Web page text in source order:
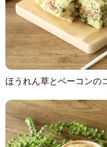
ほうれん草とベーコンの